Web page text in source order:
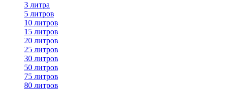
3 литра
5 литров
10 литров
15 литров
20 литров
25 литров
30 литров
50 литров
75 литров
80 литров